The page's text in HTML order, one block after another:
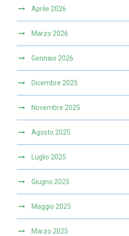
Aprile 2026
Marzo 2026
Gennaio 2026
Dicembre 2025
Novembre 2025
Agosto 2025
Luglio 2025
Giugno 2025
Maggio 2025
Marzo 2025